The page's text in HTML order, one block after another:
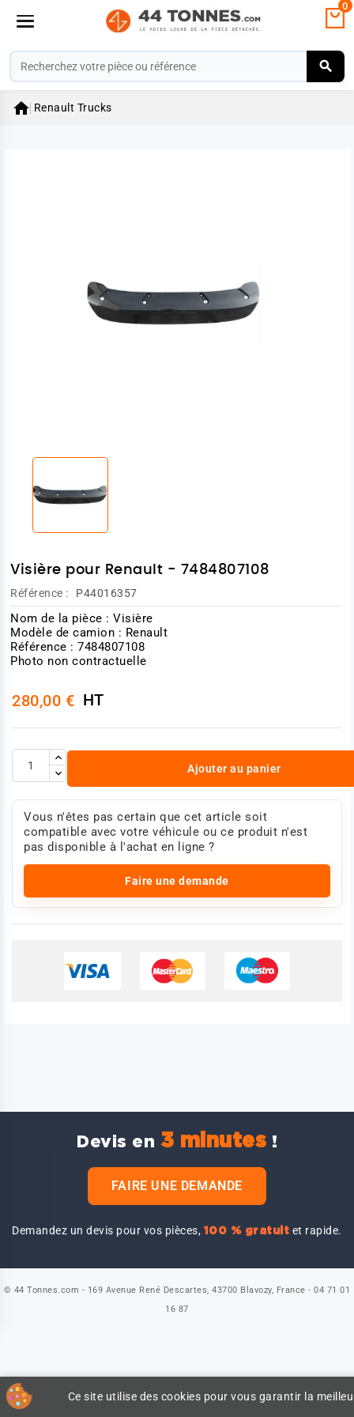
0
 Renault Trucks
Visière pour Renault - 7484807108
Référence : P44016357
Nom de la pièce : Visière
Modèle de camion : Renault
Référence : 7484807108
Photo non contractuelle
280,00 € HT
Ajouter au panier
Vous n'êtes pas certain que cet article soit
compatible avec votre véhicule ou ce produit n'est
pas disponible à l'achat en ligne ?
Faire une demande
Devis en 3 minutes !
FAIRE UNE DEMANDE
Demandez un devis pour vos pièces, 100 % gratuit et rapide.
Ce site utilise des cookies pour vous garantir la
© 44 Tonnes.com - 169 Avenue René Descartes, 43700 Blavozy, France - 04 71 01
16 87